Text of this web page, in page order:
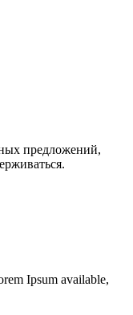
предложений,
Ipsum available,